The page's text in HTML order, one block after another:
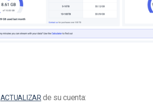
ACTUALIZARde su cuenta: